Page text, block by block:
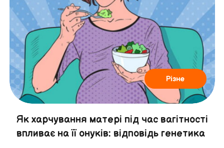
Різне
Як харчування матері під час вагітності
впливає на її онуків: відповідь генетика